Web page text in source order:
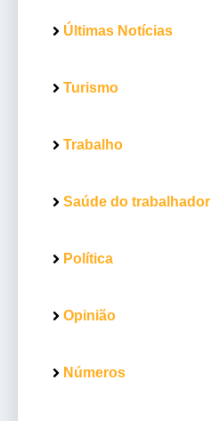
Últimas Notícias
Turismo
Trabalho
Saúde do trabalhador
Política
Opinião
Números